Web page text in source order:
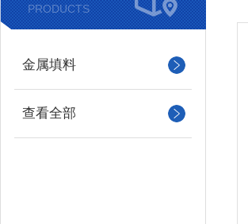
PRODUCTS
金属填料
查看全部